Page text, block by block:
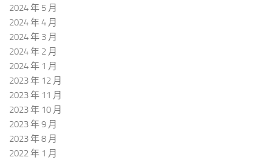
2024 年 5 月
2024 年 4 月
2024 年 3 月
2024 年 2 月
2024 年 1 月
2023 年 12 月
2023 年 11 月
2023 年 10 月
2023 年 9 月
2023 年 8 月
2022 年 1 月